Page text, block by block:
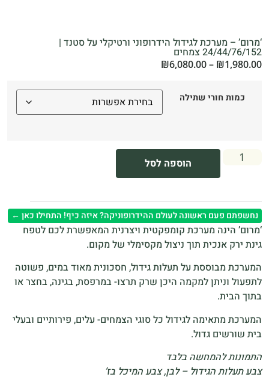
‘מרום’ – מערכת לגידול הידרופוני ורטיקלי על סטנד |
24/44/76/152 צמחים
₪1,980.00
–
₪6,080.00
כמות חורי שתילה
הוספה לסל
נחשפתם פעם ראשונה לעולם ההידרופוניקה? איזה כיף! התחילו כאן ←
‘מרום’ הינה מערכת קומפקטית ויצרנית המאפשרת לכם לטפח
גינת ירק אנכית תוך ניצול מקסימלי של מקום.
המערכת מבוססת על תעלות גידול, חסכונית מאוד במים, פשוטה
לתפעול וניתן למקמה היכן שרק תרצו- במרפסת, בגינה, בחצר או
בתוך הבית.
המערכת מתאימה לגידול כל סוגי הצמחים- עלים, פירותיים ובעלי
בית שורשים גדול.
התמונות להמחשה בלבד
צבע תעלות הגידול – לבן, צבע המיכל בז’